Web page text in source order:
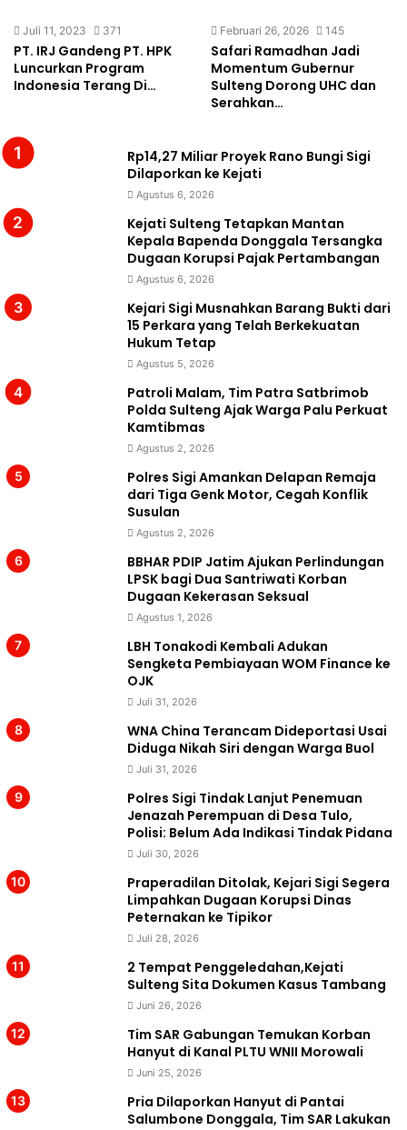
Juli 11, 2023 371
PT. IRJ Gandeng PT. HPK
Luncurkan Program
Indonesia Terang Di…
Februari 26, 2026 145
Safari Ramadhan Jadi
Momentum Gubernur
Sulteng Dorong UHC dan
Serahkan…
Rp14,27 Miliar Proyek Rano Bungi Sigi
Dilaporkan ke Kejati
Agustus 6, 2026
Kejati Sulteng Tetapkan Mantan
Kepala Bapenda Donggala Tersangka
Dugaan Korupsi Pajak Pertambangan
Agustus 6, 2026
Kejari Sigi Musnahkan Barang Bukti dari
15 Perkara yang Telah Berkekuatan
Hukum Tetap
Agustus 5, 2026
Patroli Malam, Tim Patra Satbrimob
Polda Sulteng Ajak Warga Palu Perkuat
Kamtibmas
Agustus 2, 2026
Polres Sigi Amankan Delapan Remaja
dari Tiga Genk Motor, Cegah Konflik
Susulan
Agustus 2, 2026
BBHAR PDIP Jatim Ajukan Perlindungan
LPSK bagi Dua Santriwati Korban
Dugaan Kekerasan Seksual
Agustus 1, 2026
LBH Tonakodi Kembali Adukan
Sengketa Pembiayaan WOM Finance ke
OJK
Juli 31, 2026
WNA China Terancam Dideportasi Usai
Diduga Nikah Siri dengan Warga Buol
Juli 31, 2026
Polres Sigi Tindak Lanjut Penemuan
Jenazah Perempuan di Desa Tulo,
Polisi: Belum Ada Indikasi Tindak Pidana
Juli 30, 2026
Praperadilan Ditolak, Kejari Sigi Segera
Limpahkan Dugaan Korupsi Dinas
Peternakan ke Tipikor
Juli 28, 2026
2 Tempat Penggeledahan,Kejati
Sulteng Sita Dokumen Kasus Tambang
Juni 26, 2026
Tim SAR Gabungan Temukan Korban
Hanyut di Kanal PLTU WNII Morowali
Juni 25, 2026
Pria Dilaporkan Hanyut di Pantai
Salumbone Donggala, Tim SAR Lakukan